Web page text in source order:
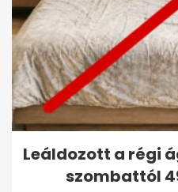
Leáldozott a régi
szombattól